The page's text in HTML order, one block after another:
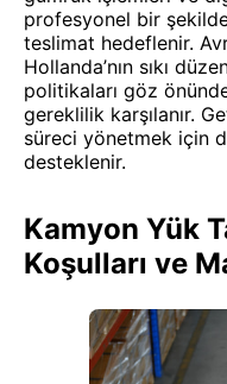
profesyonel bir
teslimat hedeflenir.
Hollanda’nın sıkı
politikaları göz
gereklilik karşılanır.
süreci yönetmek için
desteklenir.
Kamyon Yük
Koşulları ve